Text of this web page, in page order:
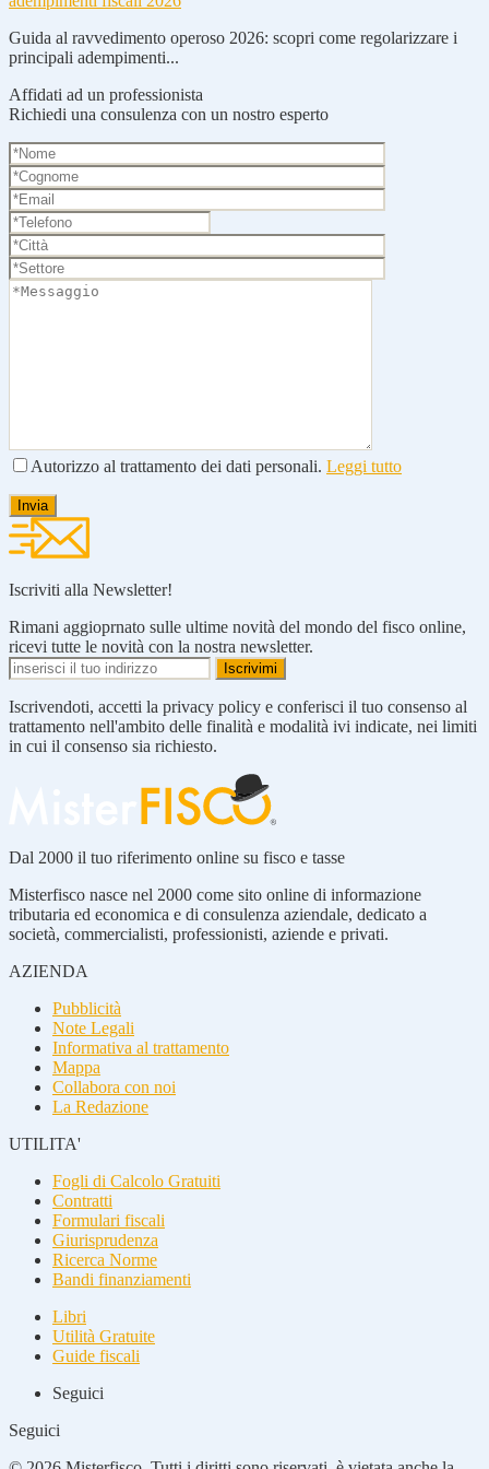
Guida al ravvedimento operoso 2026: scopri come regolarizzare i
principali adempimenti...
Affidati ad un professionista
Richiedi una consulenza con un nostro esperto
Autorizzo al trattamento dei dati personali. Leggi tutto
Iscriviti alla Newsletter!
Rimani aggioprnato sulle ultime novità del mondo del fisco online,
ricevi tutte le novità con la nostra newsletter.
Iscrivendoti, accetti la privacy policy e conferisci il tuo consenso al
trattamento nell'ambito delle finalità e modalità ivi indicate, nei limiti
in cui il consenso sia richiesto.
Dal 2000 il tuo riferimento online su fisco e tasse
Misterfisco nasce nel 2000 come sito online di informazione
tributaria ed economica e di consulenza aziendale, dedicato a
società, commercialisti, professionisti, aziende e privati.
AZIENDA
Pubblicità
Note Legali
Informativa al trattamento
Mappa
Collabora con noi
La Redazione
UTILITA'
Fogli di Calcolo Gratuiti
Contratti
Formulari fiscali
Giurisprudenza
Ricerca Norme
Bandi finanziamenti
Libri
Utilità Gratuite
Guide fiscali
Seguici
Seguici